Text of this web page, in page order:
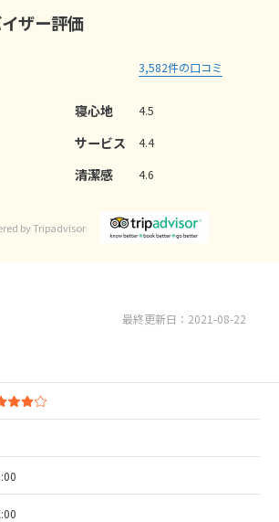
ザー評価
3,582件の口コミ
寝心地 4.5
サービス 4.4
清潔感 4.6
by Tripadvisor
最終更新日：2021-08-22